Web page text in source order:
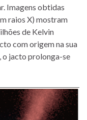
Imagens obtidas
raios X) mostram
de Kelvin
com origem na sua
o jacto prolonga-se